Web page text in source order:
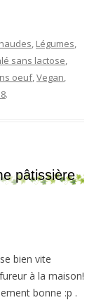
, Légumes,
sans lactose,
oeuf,Vegan,
.
pâtissière
bien vite
à la maison!
bonne :p .